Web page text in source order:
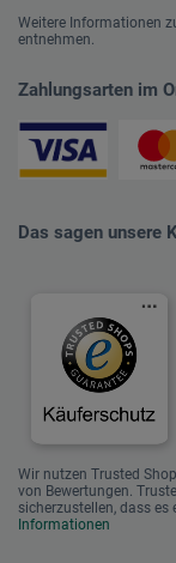
Weitere Informationen
entnehmen.
Zahlungsarten im
Das sagen unsere
Wir nutzen Trusted
von Bewertungen.
sicherzustellen, dass es
Informationen